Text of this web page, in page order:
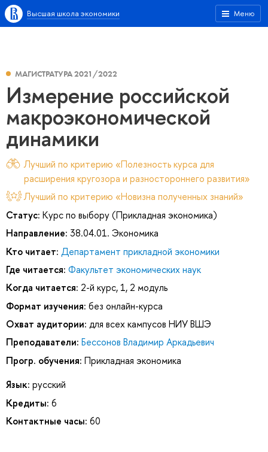
Меню
Высшая школа экономики
МАГИСТРАТУРА 2021/2022
Измерение российской
макроэкономической
динамики
Лучший по критерию «Полезность курса для
расширения кругозора и разностороннего развития»
Лучший по критерию «Новизна полученных знаний»
Статус: Курс по выбору (Прикладная экономика)
Направление: 38.04.01. Экономика
Кто читает: Департамент прикладной экономики
Где читается: Факультет экономических наук
Когда читается: 2-й курс, 1, 2 модуль
Формат изучения: без онлайн-курса
Охват аудитории: для всех кампусов НИУ ВШЭ
Преподаватели: Бессонов Владимир Аркадьевич
Прогр. обучения: Прикладная экономика
Язык: русский
Кредиты: 6
Контактные часы: 60